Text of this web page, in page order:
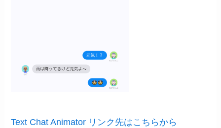
Text Chat Animator リンク先はこちらから